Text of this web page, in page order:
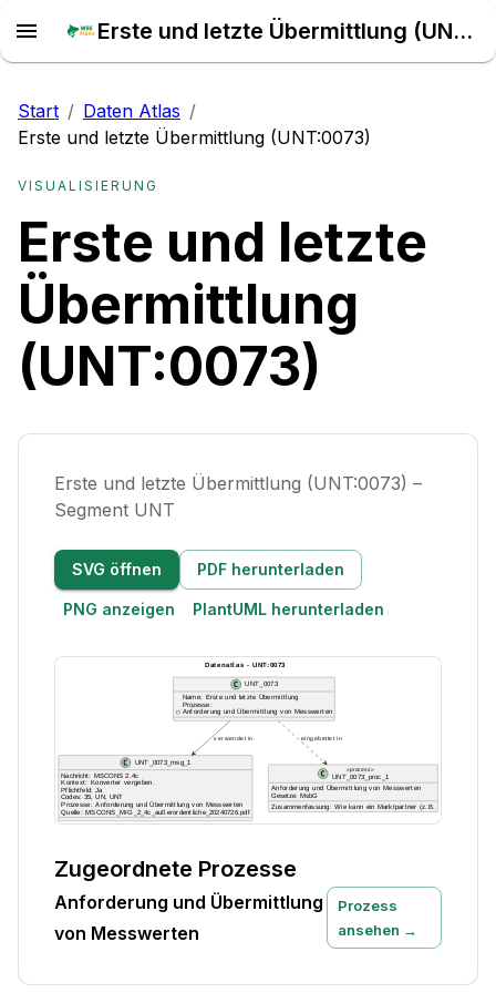
Erste und letzte Übermittlung (UNT:0073) – Daten Atlas
Start / Daten Atlas /
Erste und letzte Übermittlung (UNT:0073)
VISUALISIERUNG
Erste und letzte
Übermittlung
(UNT:0073)
Erste und letzte Übermittlung (UNT:0073) –
Segment UNT
SVG öffnen PDF herunterladen
PNG anzeigen PlantUML herunterladen
Zugeordnete Prozesse
Anforderung und Übermittlung
von Messwerten
Prozess
ansehen →